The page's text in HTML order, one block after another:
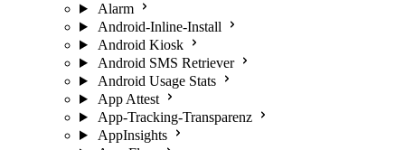
Alarm
Android-Inline-Install
Android Kiosk
Android SMS Retriever
Android Usage Stats
App Attest
App-Tracking-Transparenz
AppInsights